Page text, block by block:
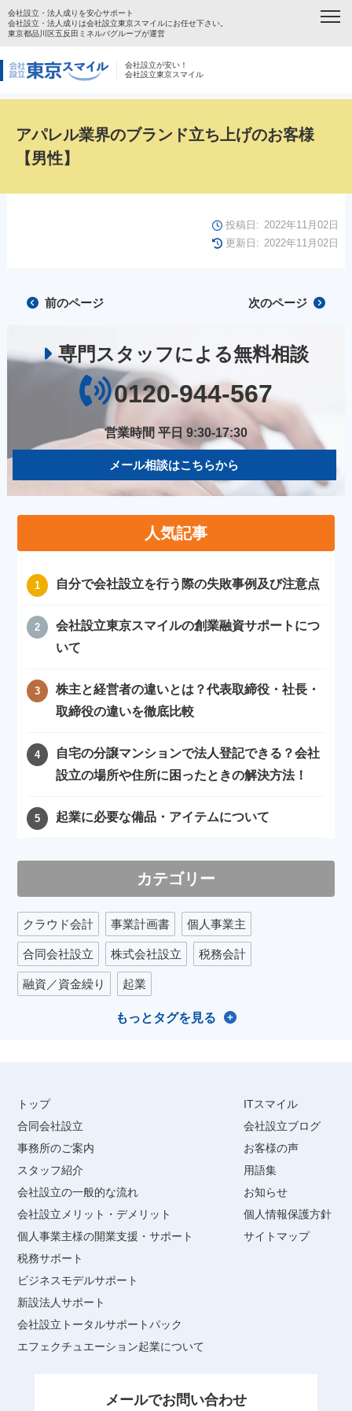
会社設立・法人成りを安心サポート
会社設立・法人成りは会社設立東京スマイルにお任せ下さい。
東京都品川区五反田ミネルバグループが運営
会社設立が安い！
会社設立東京スマイル
アパレル業界のブランド立ち上げのお客様
【男性】
投稿日: 2022年11月02日
更新日: 2022年11月02日
前のページ 次のページ
専門スタッフによる無料相談
0120-944-567
営業時間 平日 9:30-17:30
メール相談はこちらから
人気記事
自分で会社設立を行う際の失敗事例及び注意点
会社設立東京スマイルの創業融資サポートにつ
いて
株主と経営者の違いとは？代表取締役・社長・
取締役の違いを徹底比較
自宅の分譲マンションで法人登記できる？会社
設立の場所や住所に困ったときの解決方法！
起業に必要な備品・アイテムについて
カテゴリー
クラウド会計 事業計画書 個人事業主
合同会社設立 株式会社設立 税務会計
融資／資金繰り 起業
もっとタグを見る
トップ
合同会社設立
事務所のご案内
スタッフ紹介
会社設立の一般的な流れ
会社設立メリット・デメリット
個人事業主様の開業支援・サポート
税務サポート
ビジネスモデルサポート
新設法人サポート
会社設立トータルサポートパック
エフェクチュエーション起業について
ITスマイル
会社設立ブログ
お客様の声
用語集
お知らせ
個人情報保護方針
サイトマップ
メールでお問い合わせ